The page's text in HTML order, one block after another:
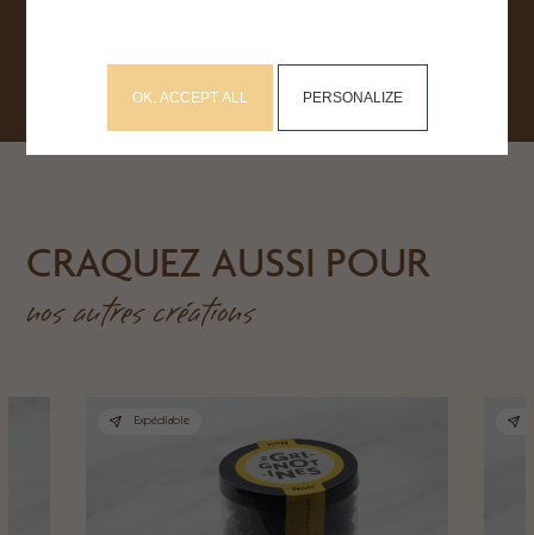
CRAQUEZ AUSSI POUR
nos autres créations
Expédiable
OK, ACCEPT ALL PERSONALIZE